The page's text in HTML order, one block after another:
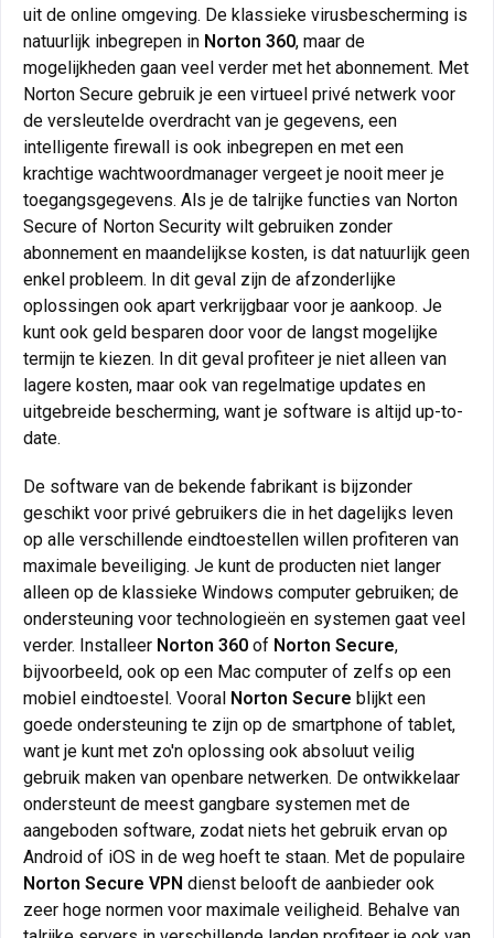
uit de online omgeving. De klassieke virusbescherming is
natuurlijk inbegrepen in Norton 360, maar de
mogelijkheden gaan veel verder met het abonnement. Met
Norton Secure gebruik je een virtueel privé netwerk voor
de versleutelde overdracht van je gegevens, een
intelligente firewall is ook inbegrepen en met een
krachtige wachtwoordmanager vergeet je nooit meer je
toegangsgegevens. Als je de talrijke functies van Norton
Secure of Norton Security wilt gebruiken zonder
abonnement en maandelijkse kosten, is dat natuurlijk geen
enkel probleem. In dit geval zijn de afzonderlijke
oplossingen ook apart verkrijgbaar voor je aankoop. Je
kunt ook geld besparen door voor de langst mogelijke
termijn te kiezen. In dit geval profiteer je niet alleen van
lagere kosten, maar ook van regelmatige updates en
uitgebreide bescherming, want je software is altijd up-to-
date.
De software van de bekende fabrikant is bijzonder
geschikt voor privé gebruikers die in het dagelijks leven
op alle verschillende eindtoestellen willen profiteren van
maximale beveiliging. Je kunt de producten niet langer
alleen op de klassieke Windows computer gebruiken; de
ondersteuning voor technologieën en systemen gaat veel
verder. Installeer Norton 360 of Norton Secure,
bijvoorbeeld, ook op een Mac computer of zelfs op een
mobiel eindtoestel. Vooral Norton Secure blijkt een
goede ondersteuning te zijn op de smartphone of tablet,
want je kunt met zo'n oplossing ook absoluut veilig
gebruik maken van openbare netwerken. De ontwikkelaar
ondersteunt de meest gangbare systemen met de
aangeboden software, zodat niets het gebruik ervan op
Android of iOS in de weg hoeft te staan. Met de populaire
Norton Secure VPN dienst belooft de aanbieder ook
zeer hoge normen voor maximale veiligheid. Behalve van